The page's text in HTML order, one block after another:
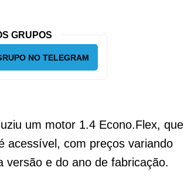
GRUPOS
NO TELEGRAM
um motor 1.4 Econo.Flex, que
acessível, com preços variando
versão e do ano de fabricação.